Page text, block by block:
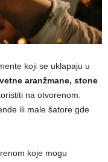
koji se uklapaju u
aranžmane, stone
na otvorenom.
ili male šatore gde
koje mogu